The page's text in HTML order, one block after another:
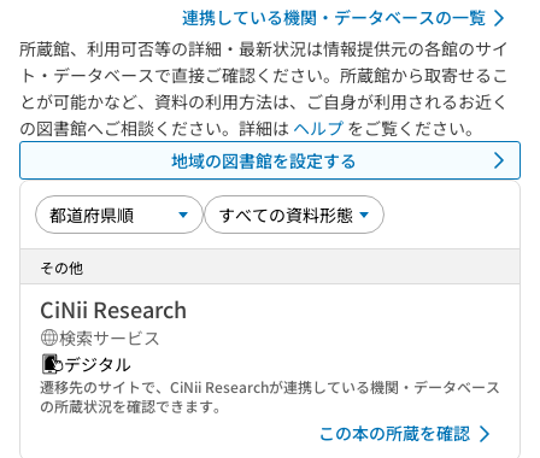
連携している機関・データベースの一覧
所蔵館、利用可否等の詳細・最新状況は情報提供元の各館のサイ
ト・データベースで直接ご確認ください。所蔵館から取寄せるこ
とが可能かなど、資料の利用方法は、ご自身が利用されるお近く
の図書館へご相談ください。詳細は ヘルプ をご覧ください。
地域の図書館を設定する
その他
CiNii Research
検索サービス
デジタル
遷移先のサイトで、CiNii Researchが連携している機関・データベース
の所蔵状況を確認できます。
この本の所蔵を確認